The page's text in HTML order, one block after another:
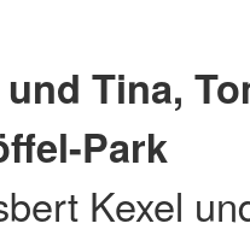
Tina,
Park
Kexel